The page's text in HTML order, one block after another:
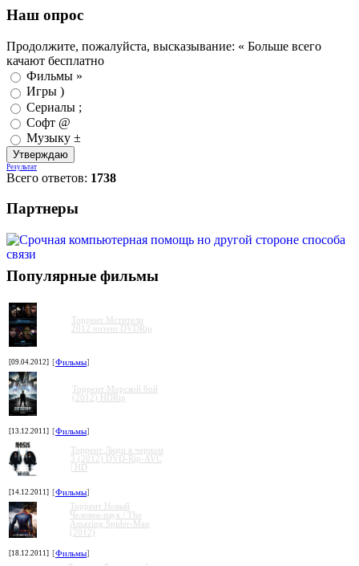
Наш опрос
Продолжите, пожалуйста, высказывание: « Больше всего
качают бесплатно
Фильмы »
Игры )
Сериалы ;
Софт @
Музыку ±
Результат
Всего ответов: 1738
Партнеры
Популярные фильмы
Торрент Мстители
2012 torrent DVDRip
[09.04.2012] [Фильмы]
Торрент Морской бой
(2012) HDRip
[13.12.2011] [Фильмы]
Торрент Люди в черном
3 (2012) DVD-Rip-AVC
| HD
[14.12.2011] [Фильмы]
Торрент Новый
Человек-паук / The
Amazing Spider-Man
(2012)
[18.12.2011] [Фильмы]